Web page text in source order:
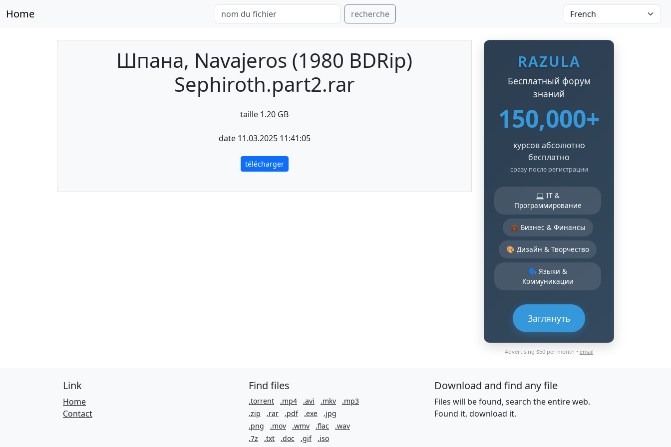
Home recherche
Шпана, Navajeros (1980 BDRip)
Sephiroth.part2.rar
taille 1.20 GB
date 11.03.2025 11:41:05
télécharger
RAZULA
Бесплатный форум
знаний
150,000+
курсов абсолютно
бесплатно
сразу после регистрации
💻 IT &
Программирование
💼 Бизнес & Финансы
🎨 Дизайн & Творчество
🗣️ Языки &
Коммуникации
Заглянуть
Advertising $50 per month • email
Link
Home
Contact
Find files
.torrent .mp4 .avi .mkv
.mp3
.zip
.rar .pdf .exe
.jpg
.png
.mov .wmv .flac
.wav
.7z
.txt .doc .gif .iso
Download and find any file
Files will be found, search the entire web.
Found it, download it.